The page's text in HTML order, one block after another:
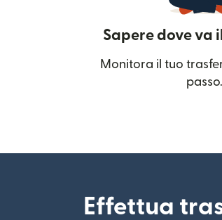
Sapere dove va
Monitora il tuo
passo.
Effettua